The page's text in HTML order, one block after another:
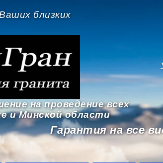
близких
на проведение всех
и Минской области
Гарантия на все